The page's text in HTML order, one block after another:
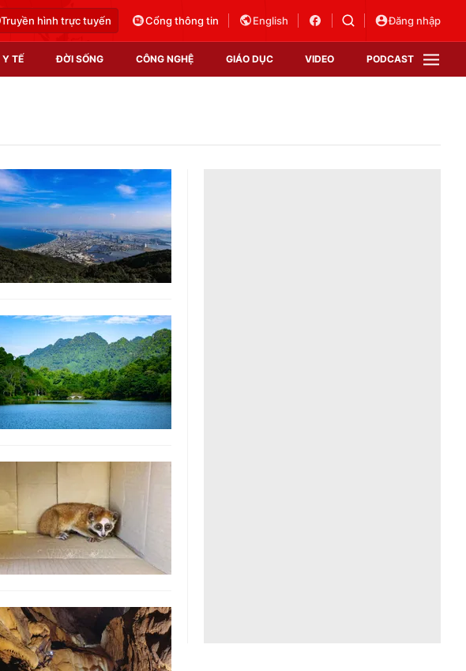
Truyền hình trực tuyến Cổng thông tin English Đăng nhập
Y TẾ ĐỜI SỐNG CÔNG NGHỆ GIÁO DỤC VIDEO PODCAST
Video
Shorts video
Podcast
EMagazine
Photo
Infographic
Góc ảnh
Công nghệ
Hitech Công nghệ tương lai
Sản phẩm
Thị trường
Tư vấn
VTV Sức khoẻ